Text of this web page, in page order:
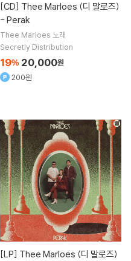
[CD] Thee Marloes (디 말로즈)
- Perak
Thee Marloes 노래
Secretly Distribution
19% 20,000원
200원
[LP] Thee Marloes (디 말로즈)